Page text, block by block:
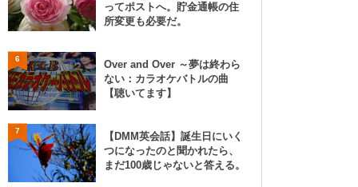
ってポストへ。貯金通帳の住
所変更も必要だ。
6
Over and Over ～夢は終わら
ない：カラオケバトルの曲
【聴いてます】
7
【DMM英会話】誕生日にいく
つになったのと聞かれたら、
まだ100歳じゃないと答える。